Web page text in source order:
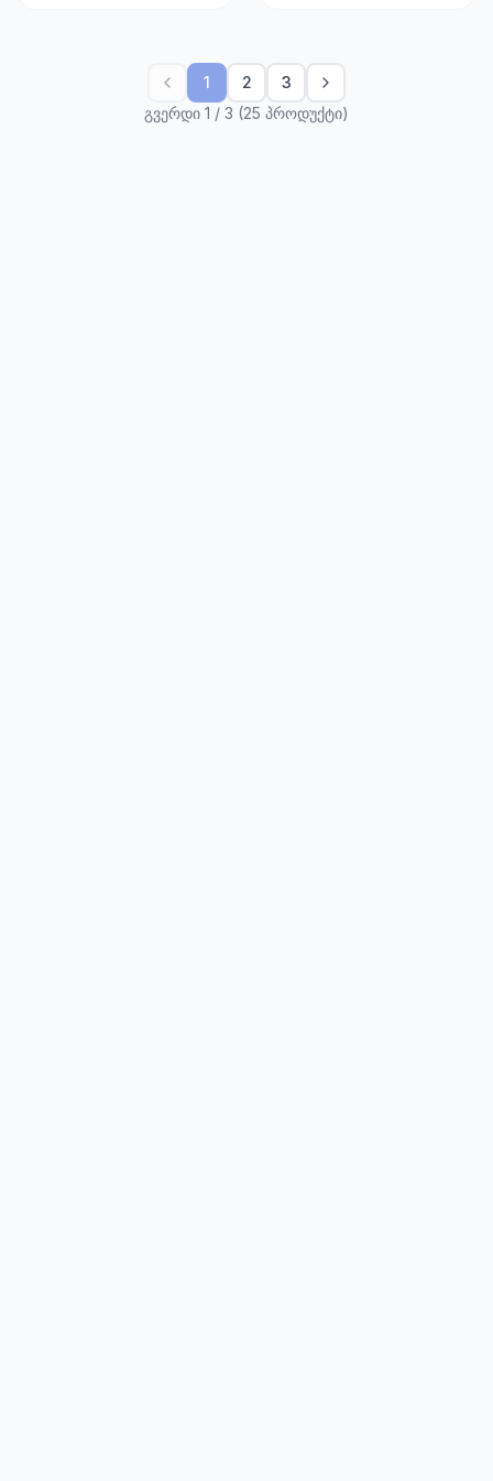
1 2
3
გვერდი 1 / 3 (25 პროდუქტი)